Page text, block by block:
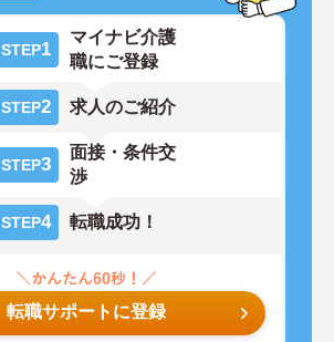
STEP1
マイナビ介護
職にご登録
STEP2 求人のご紹介
STEP3
面接・条件交
渉
STEP4 転職成功！
転職サポートに登録